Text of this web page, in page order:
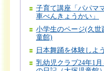
子育て講座「パパマ
車べんきょうかい」
小学生のページ(久世
童館)
日本舞踊を体験しよう
乳幼児クラブ24年1月